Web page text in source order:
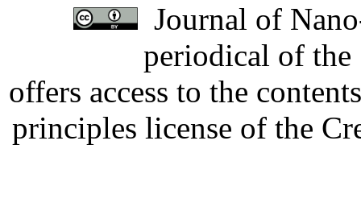
Journal of
periodical of
offers access to the
principles license of the